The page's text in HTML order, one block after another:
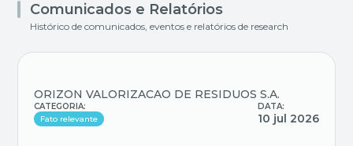
Comunicados e Relatórios
Histórico de comunicados, eventos e relatórios de research
ORIZON VALORIZACAO DE RESIDUOS S.A.
CATEGORIA:
Fato relevante
DATA:
10 jul 2026